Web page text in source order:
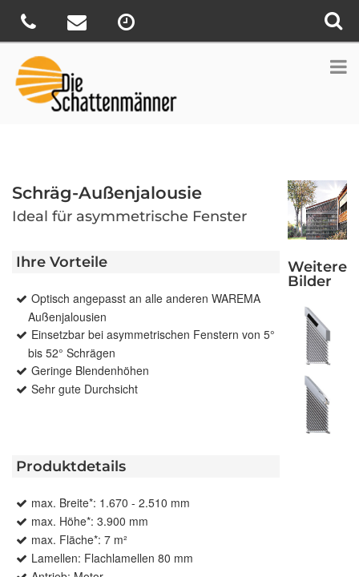
Schräg-Außenjalousie
Ideal für asymmetrische Fenster
Ihre Vorteile
Optisch angepasst an alle anderen WAREMA
Außenjalousien
Einsetzbar bei asymmetrischen Fenstern von 5°
bis 52° Schrägen
Geringe Blendenhöhen
Sehr gute Durchsicht
Produktdetails
max. Breite*: 1.670 - 2.510 mm
max. Höhe*: 3.900 mm
max. Fläche*: 7 m²
Lamellen: Flachlamellen 80 mm
Weitere
Bilder